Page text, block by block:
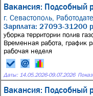
Вакансия: Подсобный
г. Севастополь,
Зарплата: 27093-31200
уборка территории полив
Временная работа, график
рабочая неделя
Даты: 14.05.2026-09.07.2026
Вакансия: Подсобный